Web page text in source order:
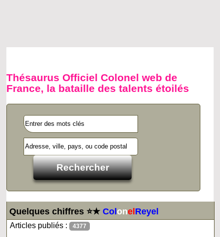
Thésaurus Officiel Colonel web de
France, la bataille des talents étoilés
Quelques chiffres ⭐★ColonelReyel
Articles publiés : 4377